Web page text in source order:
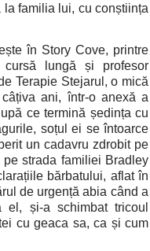
familia lui, cu conștiința
în Story Cove, printre
lungă și profesor
Terapie Stejarul, o mică
ani, într-o anexă a
ce termină ședința cu
soțul ei se întoarce
un cadavru zdrobit pe
strada familiei Bradley
bărbatului, aflat în
de urgență abia când a
și-a schimbat tricoul
cu geaca sa, ca și cum